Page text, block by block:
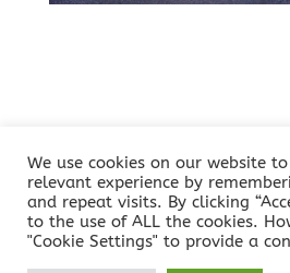
La Boutique Nos services
Espace entreprises
Le Bar
We use cookies on our website
relevant experience by
and repeat visits. By clicking
to the use of ALL the cookies.
"Cookie Settings" to provide a